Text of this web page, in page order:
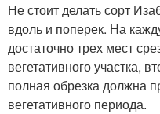
Не стоит делать сорт
вдоль и поперек. На
достаточно трех мест
вегетативного участка,
полная обрезка должна
вегетативного периода.